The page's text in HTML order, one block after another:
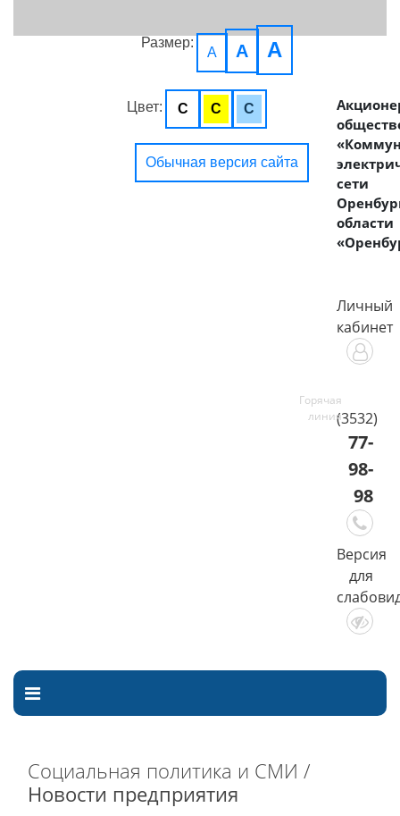
Размер:
A A A
Цвет: C C C
Обычная версия сайта
сети
области
Личный
кабинет
(3532)
77-
98-
98
Версия
для
Социальная политика и СМИ /
Новости предприятия